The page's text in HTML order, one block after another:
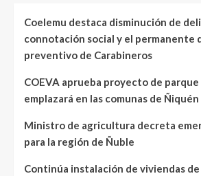
Coelemu destaca disminución de
connotación social y el permanente
preventivo de Carabineros
COEVA aprueba proyecto de
emplazará en las comunas de Ñiquén
Ministro de agricultura decreta
para la región de Ñuble
Continúa instalación de viviendas